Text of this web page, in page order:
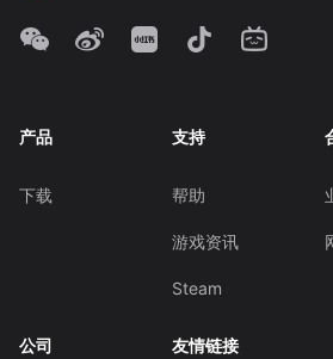
产品
下载
支持
帮助
游戏资讯
Steam
公司 友情链接